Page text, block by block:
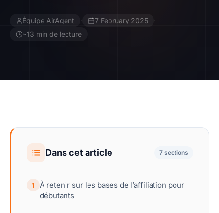
Contact
Équipe AirAgent · 7 February 2025
·
~13 min de lecture
Dans cet article 7 sections
1
À retenir sur les bases de l’affiliation pour
débutants